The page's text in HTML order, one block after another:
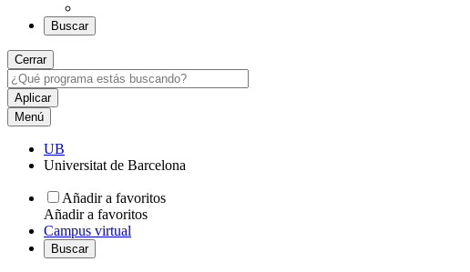
Buscar
Cerrar
Menú
UB
Universitat de Barcelona
Añadir a favoritos
Añadir a favoritos
Campus virtual
Buscar